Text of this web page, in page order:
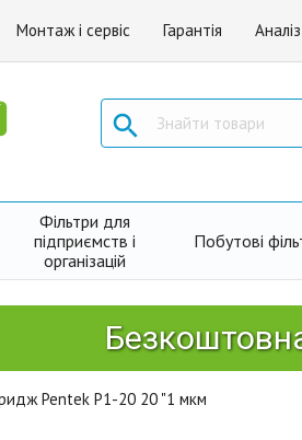
Монтаж і сервіс Гарантія

Фільтри для
підприємств і
організацій
Побутові
Безкоштовна
Pentek P1-20 20 "1 мкм